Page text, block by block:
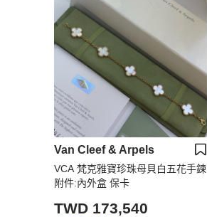
Van Cleef & Arpels
VCA 梵克雅寶珍珠母貝白五花手鍊
附件:內外盒 保卡
TWD 173,540